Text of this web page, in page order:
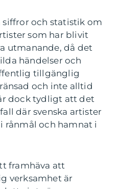
siffror och statistik om
som har blivit
utmanande, då det
händelser och
tillgänglig
och inte alltid
dock tydligt att det
där svenska artister
rånmål och hamnat i
framhäva att
verksamhet är